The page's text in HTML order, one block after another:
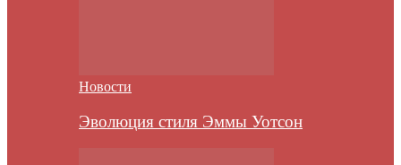
Новости
Эволюция стиля Эммы Уотсон